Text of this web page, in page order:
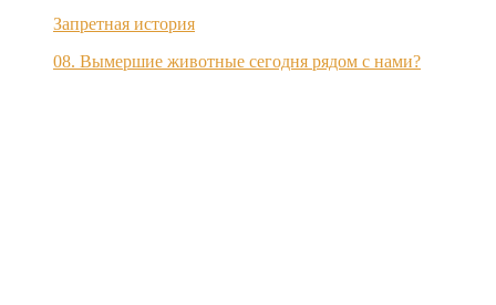
Запретная история
08. Вымершие животные сегодня рядом с нами?